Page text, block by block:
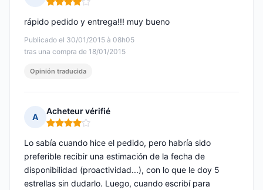
Nota: 4 de 5
Publicado el 30/01/2015 à 08h05
tras una compra de 18/01/2015
rápido pedido y entrega!!! muy bueno
Opinión traducida
A
Acheteur vérifié
Nota: 4 de 5
Lo sabía cuando hice el pedido, pero habría sido
preferible recibir una estimación de la fecha de
disponibilidad (proactividad...), con lo que le doy 5
estrellas sin dudarlo. Luego, cuando escribí para